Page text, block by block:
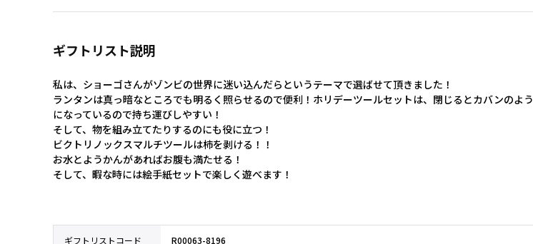
ギフトリスト説明
私は、ショーゴさんがゾンビの世界に迷い込んだらというテーマで選ばせて頂きました！
ランタンは真っ暗なところでも明るく照らせるので便利！ホリデーツールセットは、閉じるとカバンのよう
になっているので持ち運びしやすい！
そして、物を組み立てたりするのにも役に立つ！
ビクトリノックスマルチツールは柿を剥ける！！
お水とようかんがあればお腹も満たせる！
そして、暇な時には絵手紙セットで楽しく遊べます！
ギフトリストコード R00063-8196